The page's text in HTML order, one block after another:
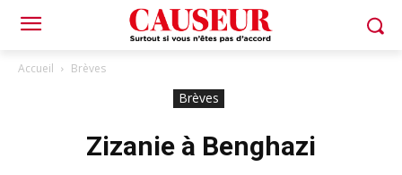
Accueil Brèves
Brèves
Zizanie à Benghazi